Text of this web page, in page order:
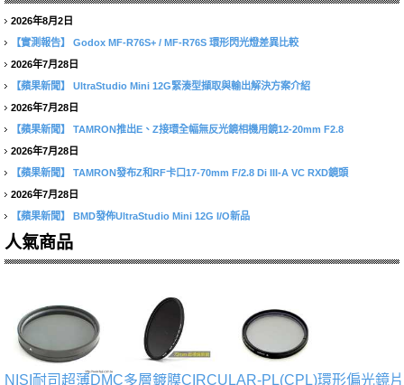
2026年8月2日
【實測報告】
Godox MF-R76S+ / MF-R76S 環形閃光燈差異比較
2026年7月28日
【蘋果新聞】
UltraStudio Mini 12G緊湊型擷取與輸出解決方案介紹
2026年7月28日
【蘋果新聞】
TAMRON推出E、Z接環全幅無反光鏡相機用鏡12-20mm F2.8
2026年7月28日
【蘋果新聞】
TAMRON發布Z和RF卡口17-70mm F/2.8 Di III-A VC RXD鏡頭
2026年7月28日
【蘋果新聞】
BMD發佈UltraStudio Mini 12G I/O新品
人氣商品
NISI耐司超薄DMC多層鍍膜CIRCULAR-PL(CPL)環形偏光鏡片